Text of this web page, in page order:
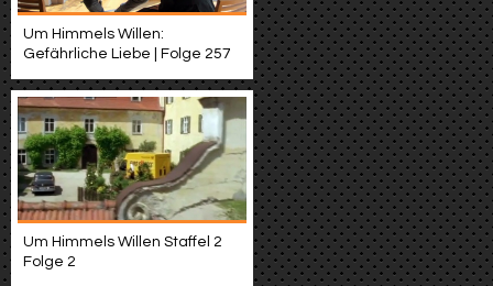
Um Himmels Willen:
Gefährliche Liebe | Folge 257
Um Himmels Willen Staffel 2
Folge 2